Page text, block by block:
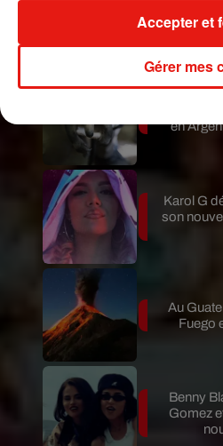
de
en
Karol G
son
Au
Fuego
Benny
Gomez
Gérer mes
Accepter et